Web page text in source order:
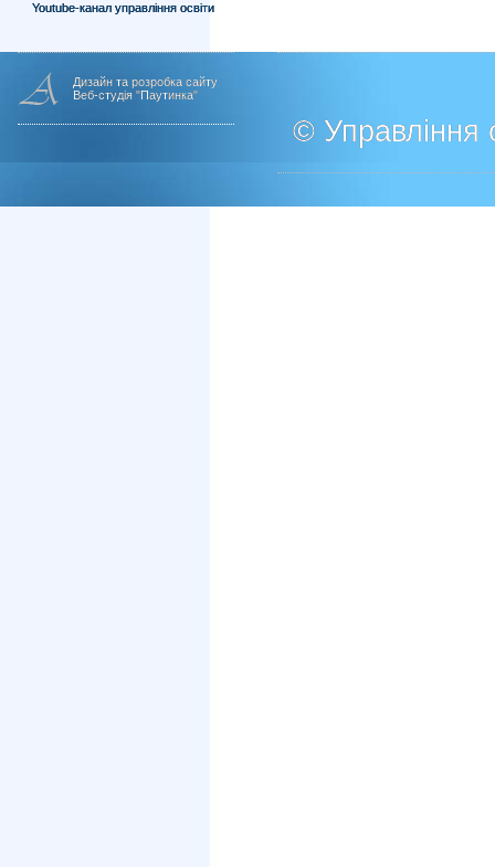
Youtube-канал управління освіти
Дизайн та розробка сайту
Веб-студія "Паутинка"
© Управління